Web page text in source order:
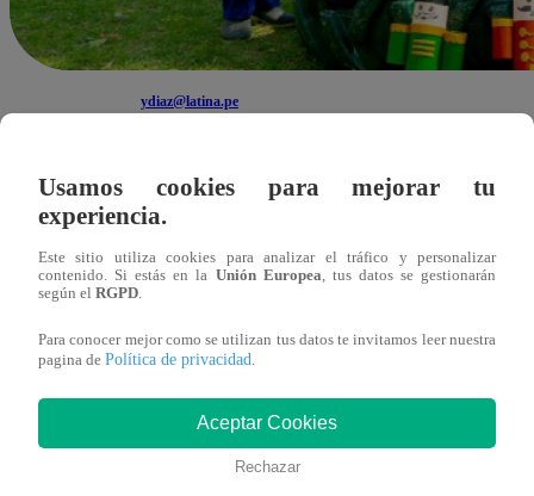
ydiaz@latina.pe
Ya no hay restricciones por la COVID-19, así que
shows o eventos
navideños
. Si todavía no tienes planes
a continuación:
Salsa en la cancha- 25 de diciembre
La fiesta estará a cargo de la popular cantante Brunella
Cardano, el cual está ubicado en la avenida Antúnez
Usamos cookies para mejorar tu
experiencia.
Este sitio utiliza cookies para analizar el tráfico y personalizar
contenido. Si estás en la Unión Europea , tus datos se gestionarán
según el RGPD
Para conocer mejor como se utilizan tus datos te invitamos leer nuestra
pagina de Política de privacidad
Aceptar Cookies
Rechazar